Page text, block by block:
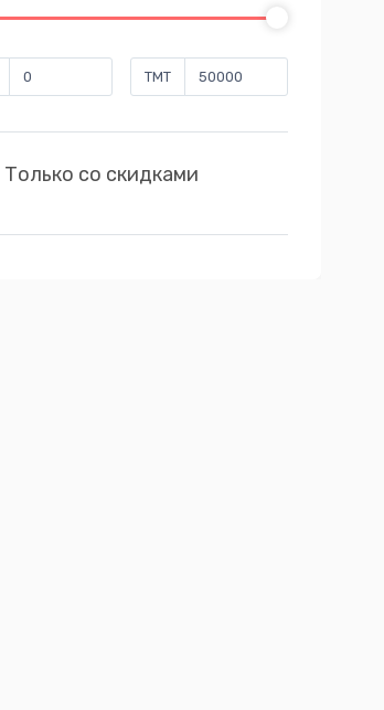
TMT
Только со скидками